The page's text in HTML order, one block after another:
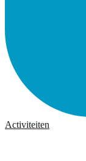
Activiteiten